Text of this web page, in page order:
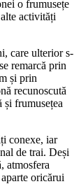
o frumusețe
activități
care ulterior s-
remarcă prin
și prin
recunoscută
frumusețea
conexe, iar
de trai. Deși
atmosfera
oricărui